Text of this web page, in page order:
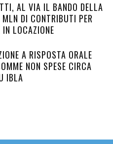
AL VIA IL BANDO DELLA
MLN DI CONTRIBUTI PER
LOCAZIONE
A RISPOSTA ORALE
NON SPESE CIRCA
IBLA